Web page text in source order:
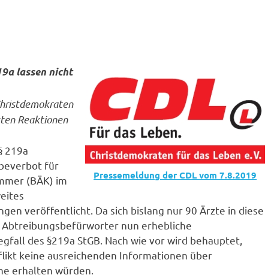
Pressemeldung der CDL vom 7.8.2019
lassen nicht
Reaktionen
219a
für
(BÄK) im
veröffentlicht. Da sich bislang nur 90 Ärzte in diese
nun erhebliche
des §219a StGB. Nach wie vor wird behauptet,
keine ausreichenden Informationen über
erhalten würden.